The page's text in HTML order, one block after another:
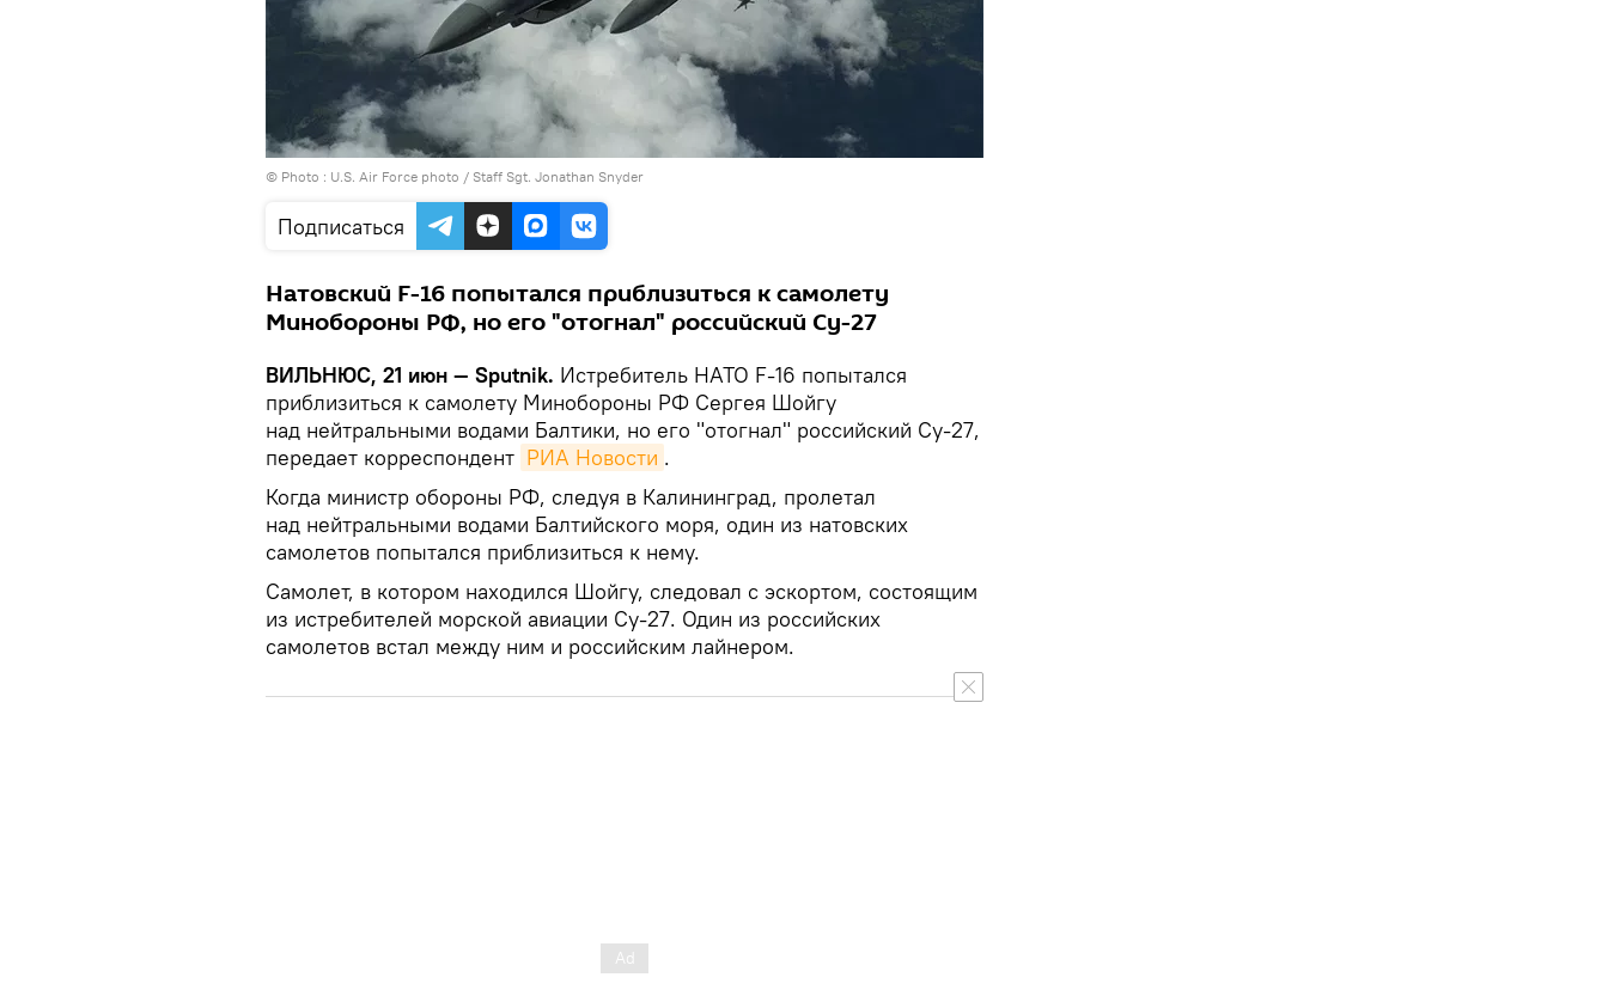
© Photo : U.S. Air Force photo / Staff Sgt. Jonathan Snyder
Подписаться
Натовский F-16 попытался приблизиться к самолету
Минобороны РФ, но его "отогнал" российский Су-27
ВИЛЬНЮС, 21 июн — Sputnik. Истребитель НАТО F-16 попытался
приблизиться к самолету Минобороны РФ Сергея Шойгу
над нейтральными водами Балтики, но его "отогнал" российский Су-27,
передает корреспондент РИА Новости .
Когда министр обороны РФ, следуя в Калининград, пролетал
над нейтральными водами Балтийского моря, один из натовских
самолетов попытался приблизиться к нему.
Самолет, в котором находился Шойгу, следовал с эскортом, состоящим
из истребителей морской авиации Су-27. Один из российских
самолетов встал между ним и российским лайнером.